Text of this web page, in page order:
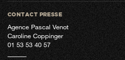
CONTACT PRESSE
Agence Pascal Venot
Caroline Coppinger
01 53 53 40 57